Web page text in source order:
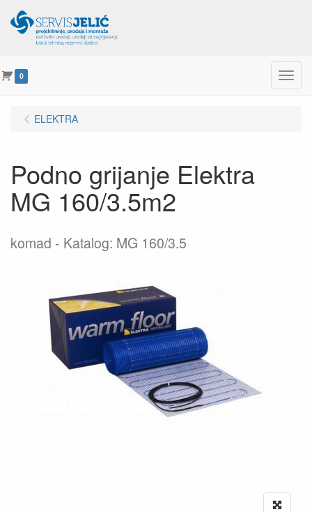
0 Menu
ELEKTRA
Podno grijanje Elektra
MG 160/3.5m2
komad Katalog: MG 160/3.5